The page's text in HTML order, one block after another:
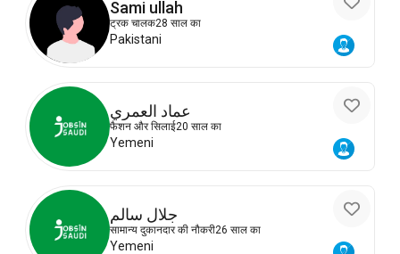
Sami ullah
ट्रक चालक28 साल का
Pakistani
عماد العمري
फैशन और सिलाई20 साल का
Yemeni
جلال سالم
सामान्य दुकानदार की नौकरी26 साल का
Yemeni